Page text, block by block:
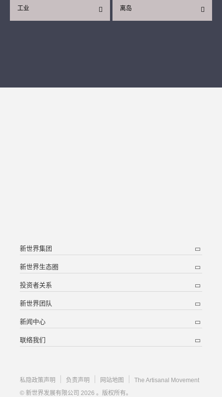
离岛
工业
新世界集团
新世界生态圈
投资者关系
新世界团队
新闻中心
联络我们
私隐政策声明 负责声明 网站地图
The Artisanal Movement
© 新世界发展有限公司 2026 。版权所有。